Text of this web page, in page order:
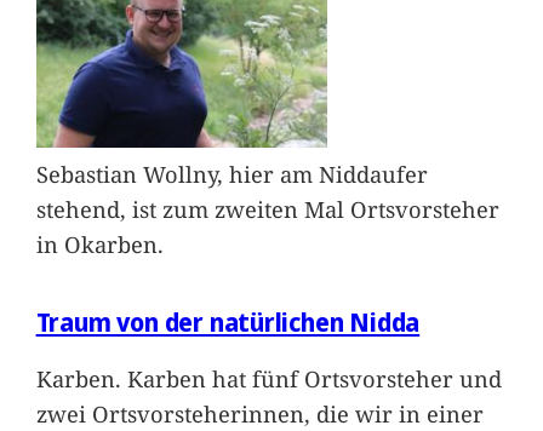
Sebastian Wollny, hier am Niddaufer
stehend, ist zum zweiten Mal Ortsvorsteher
in Okarben.
Traum von der natürlichen Nidda
Karben. Karben hat fünf Ortsvorsteher und
zwei Ortsvorsteherinnen, die wir in einer